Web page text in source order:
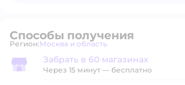
Способы получения
Регион: Выбор адреса доставки.
Москва и область
Забрать в магазине
Забрать в 60 магазинах
Через 15 минут — бесплатно